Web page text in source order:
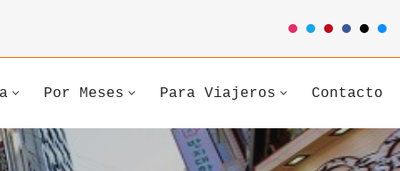
Por Meses Para Viajeros Contacto